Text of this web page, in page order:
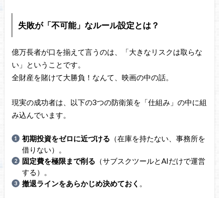
失敗が「不可能」なルール設定とは？
億万長者が口を揃えて言うのは、「大きなリスクは取らな
い」ということです。
全財産を賭けて大勝負！なんて、映画の中の話。
現実の成功者は、以下の3つの防衛策を「仕組み」の中に組
み込んでいます。
初期投資をゼロに近づける （在庫を持たない、事務所を
借りない）。
固定費を極限まで削る （サブスクツールとAIだけで運営
する）。
撤退ラインをあらかじめ決めておく 。